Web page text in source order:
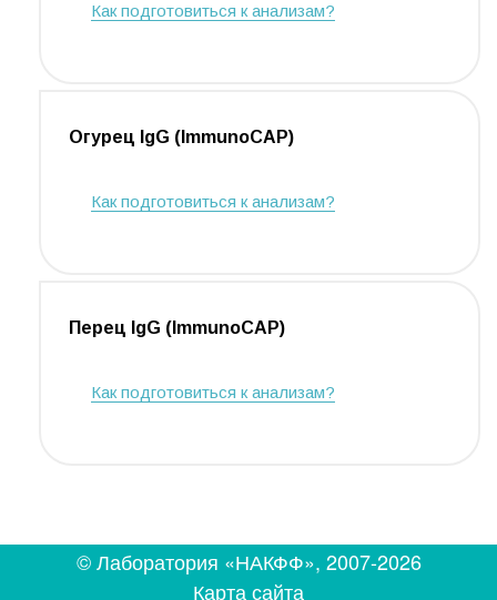
Как подготовиться к анализам?
Огурец IgG (ImmunoCAP)
Как подготовиться к анализам?
Перец IgG (ImmunoCAP)
Как подготовиться к анализам?
© Лаборатория «НАКФФ», 2007-2026
Карта сайта